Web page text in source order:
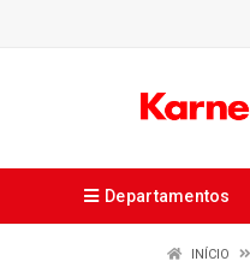
Departamentos
INÍCIO